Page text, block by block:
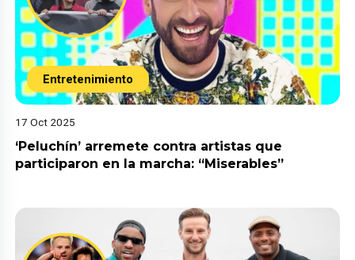
Entretenimiento
17 Oct 2025
‘Peluchín’ arremete contra artistas que
participaron en la marcha: “Miserables”